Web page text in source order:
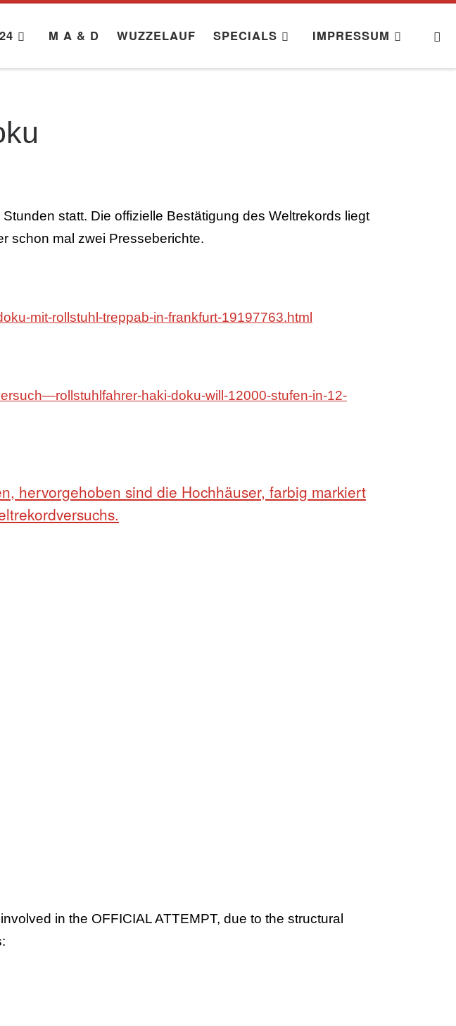
M A & D WUZZELAUF SPECIALS IMPRESSUM
statt. Die offizielle Bestätigung des Weltrekords liegt
schon mal zwei Presseberichte.
mit-rollstuhl-treppab-in-frankfurt-19197763.html
haki-doku-will-12000-stufen-in-12-
in the OFFICIAL ATTEMPT, due to the structural